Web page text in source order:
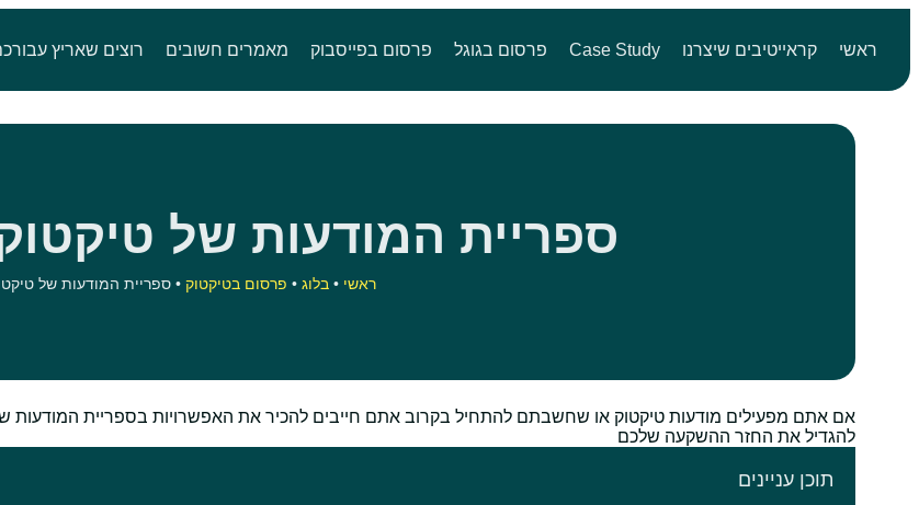
ראשי קראייטיבים שיצרנו Case Study פרסום בגוגל פרסום בפייסבוק מאמרים חשובים רוצים שאריץ
ספריית המודעות של
ראשי • בלוג • פרסום בטיקטוק • ספריית המודעות של
אם אתם מפעילים מודעות טיקטוק או שחשבתם להתחיל בקרוב אתם חייבים להכיר את האפשרויות בספריית המודעות
להגדיל את החזר ההשקעה שלכם
תוכן עניינים